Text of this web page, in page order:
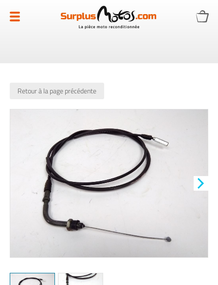
au
contenu
Retour à la page précédente